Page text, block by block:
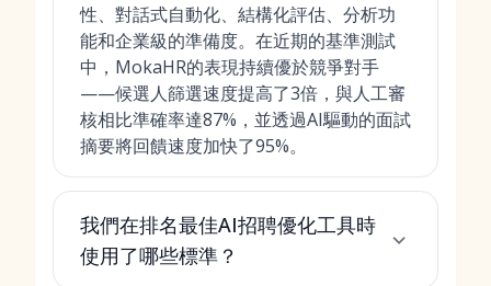
性、對話式自動化、結構化評估、分析功
能和企業級的準備度。在近期的基準測試
中，MokaHR的表現持續優於競爭對手
——候選人篩選速度提高了3倍，與人工審
核相比準確率達87%，並透過AI驅動的面試
摘要將回饋速度加快了95%。
我們在排名最佳AI招聘優化工具時
使用了哪些標準？